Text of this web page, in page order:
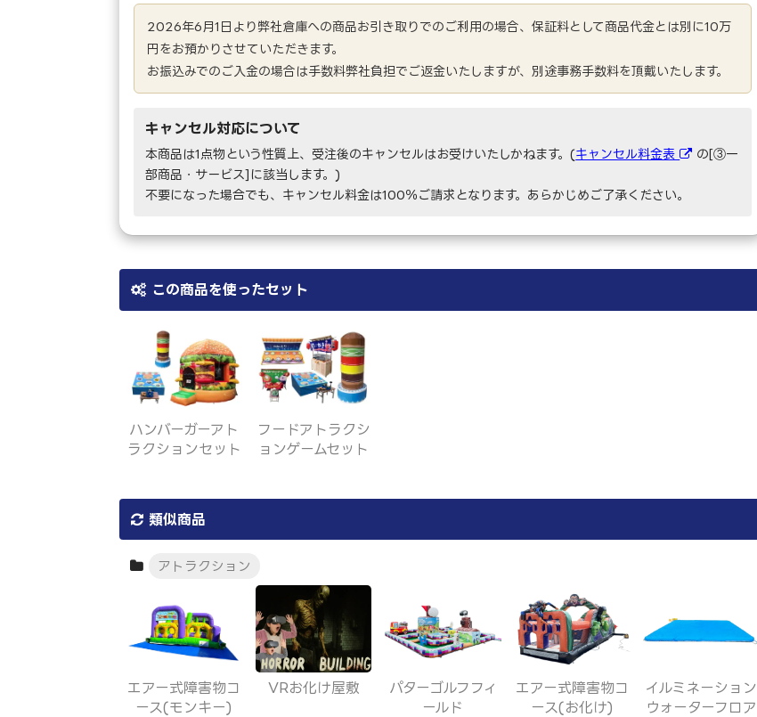
2026年6月1日より弊社倉庫への商品お引き取りでのご利用の場合、保証料として商品代金とは別に10万
円をお預かりさせていただきます。
お振込みでのご入金の場合は手数料弊社負担でご返金いたしますが、別途事務手数料を頂戴いたします。
キャンセル対応について
本商品は1点物という性質上、受注後のキャンセルはお受けいたしかねます。(キャンセル料金表
の[③一
部商品・サービス]に該当します。)
不要になった場合でも、キャンセル料金は100％ご請求となります。あらかじめご了承ください。
この商品を使ったセット
ハンバーガーアト
ラクションセット
フードアトラクシ
ョンゲームセット
類似商品
アトラクション
エアー式障害物コ
ース(モンキー)
VRお化け屋敷
パターゴルフフィ
ールド
エアー式障害物コ
ース(お化け)
イルミネーション
ウォーターフロア